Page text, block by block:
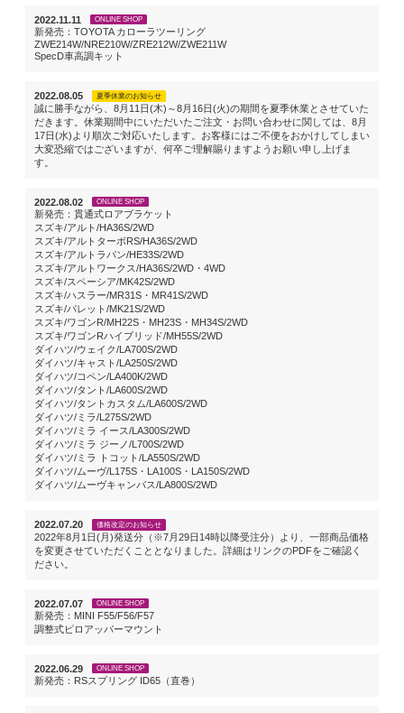
2022.11.11 ONLINE SHOP
新発売：TOYOTA カローラツーリング
ZWE214W/NRE210W/ZRE212W/ZWE211W
SpecD車高調キット
2022.08.05 夏季休業のお知らせ
誠に勝手ながら、8月11日(木)～8月16日(火)の期間を夏季休業とさせていた
だきます。休業期間中にいただいたご注文・お問い合わせに関しては、8月
17日(水)より順次ご対応いたします。お客様にはご不便をおかけしてしまい
大変恐縮ではございますが、何卒ご理解賜りますようお願い申し上げま
す。
2022.08.02 ONLINE SHOP
新発売：貫通式ロアブラケット
スズキ/アルト/HA36S/2WD
スズキ/アルトターボRS/HA36S/2WD
スズキ/アルトラパン/HE33S/2WD
スズキ/アルトワークス/HA36S/2WD・4WD
スズキ/スペーシア/MK42S/2WD
スズキ/ハスラー/MR31S・MR41S/2WD
スズキ/パレット/MK21S/2WD
スズキ/ワゴンR/MH22S・MH23S・MH34S/2WD
スズキ/ワゴンRハイブリッド/MH55S/2WD
ダイハツ/ウェイク/LA700S/2WD
ダイハツ/キャスト/LA250S/2WD
ダイハツ/コペン/LA400K/2WD
ダイハツ/タント/LA600S/2WD
ダイハツ/タントカスタム/LA600S/2WD
ダイハツ/ミラ/L275S/2WD
ダイハツ/ミラ イース/LA300S/2WD
ダイハツ/ミラ ジーノ/L700S/2WD
ダイハツ/ミラ トコット/LA550S/2WD
ダイハツ/ムーヴ/L175S・LA100S・LA150S/2WD
ダイハツ/ムーヴキャンバス/LA800S/2WD
2022.07.20 価格改定のお知らせ
2022年8月1日(月)発送分（※7月29日14時以降受注分）より、一部商品価格
を変更させていただくこととなりました。詳細はリンクのPDFをご確認く
ださい。
2022.07.07 ONLINE SHOP
新発売：MINI F55/F56/F57
調整式ピロアッパーマウント
2022.06.29 ONLINE SHOP
新発売：RSスプリング ID65（直巻）